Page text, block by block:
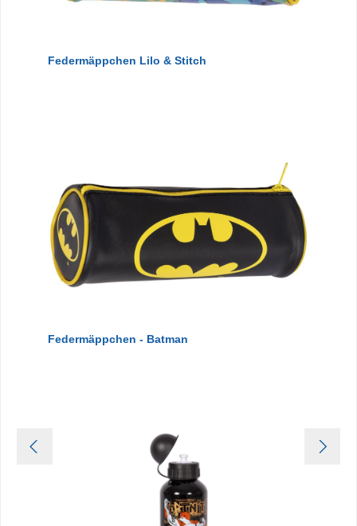
Federmäppchen Lilo & Stitch
Federmäppchen - Batman